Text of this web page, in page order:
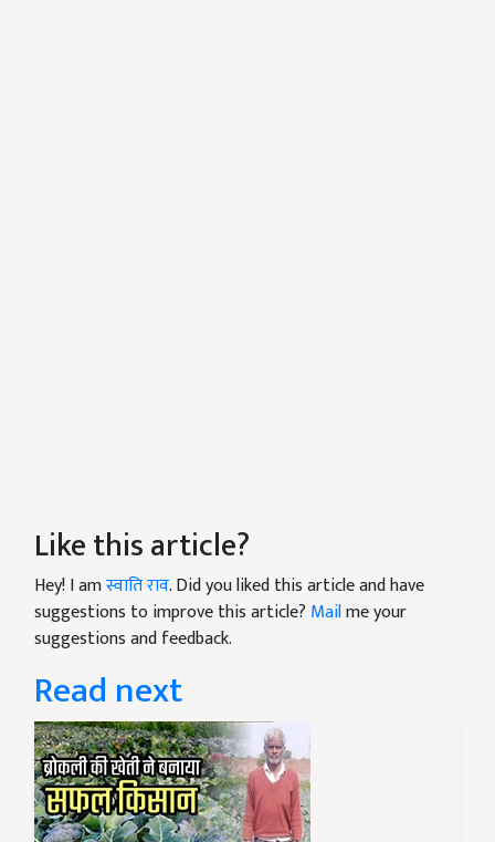
Like this article?
Hey! I amस्वाति राव. Did you liked this article and have
suggestions to improve this article? Mailme your
suggestions and feedback.
Read next